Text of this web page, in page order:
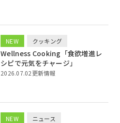
NEW クッキング
Wellness Cooking「食欲増進レ
シピで元気をチャージ」
2026.07.02更新情報
NEW ニュース